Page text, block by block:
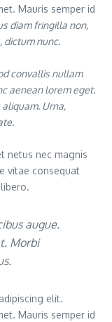
Mauris semper id
diam fringilla non,
dictum nunc.
convallis nullam
aenean lorem eget.
Urna,
netus nec magnis
vitae consequat
augue.
Morbi
elit.
Mauris semper id